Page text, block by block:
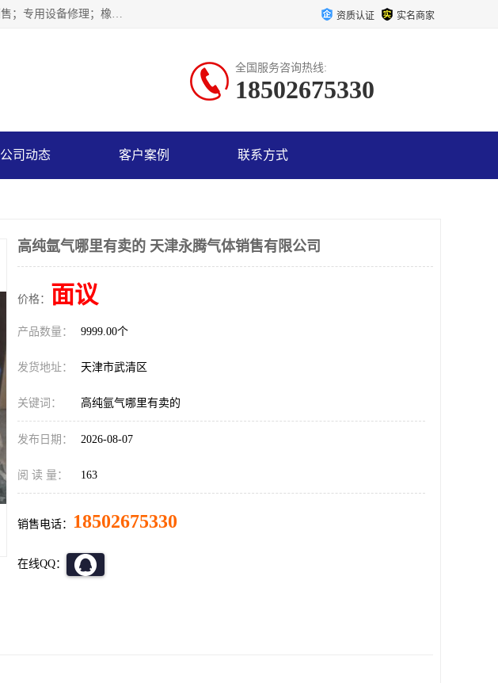
天津永腾气体销售有限公司成立于2020年，注册地位于天津市滨海新区。经营范围包括：专用化学产品销售；专用设备修理；橡胶制品销售；气体压缩机械销售；特种设备销售；仪器仪表销售；机械设备租赁；五金产品批发；食品添加剂销售等，主要供应：氧气、乙炔、氮气、氩气、氢气、氦气、液氨、液氮、一氧化碳、二氧化碳等，各种工业气体，高纯气体，食品级气体。 资质认证 实名商家
全国服务咨询热线:
18502675330
公司动态 客户案例 联系方式
高纯氩气哪里有卖的 天津永腾气体销售有限公司
价格： 面议
产品数量： 9999.00个
发货地址： 天津市武清区
关键词： 高纯氩气哪里有卖的
发布日期： 2026-08-07
阅 读 量： 163
销售电话： 18502675330
在线QQ：